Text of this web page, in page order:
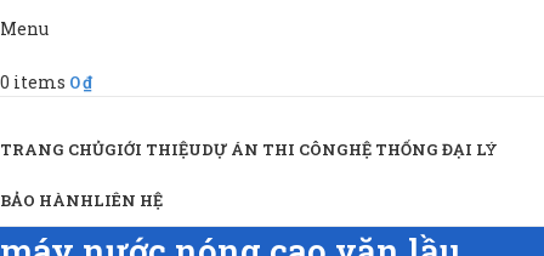
Menu
0 items 0₫
TRANG CHỦGIỚI THIỆUDỰ ÁN THI CÔNGHỆ THỐNG ĐẠI LÝ
BẢO HÀNHLIÊN HỆ